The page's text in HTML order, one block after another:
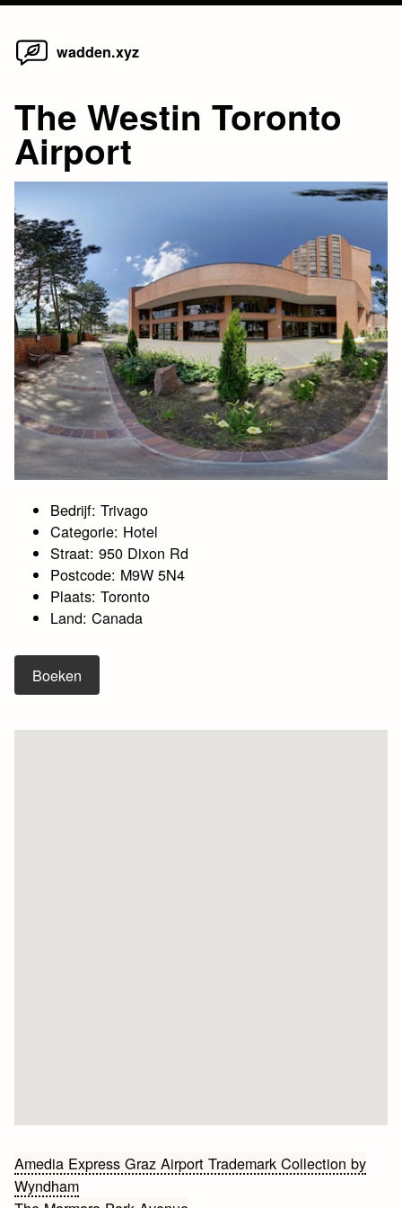
Skip
wadden.xyz
The Westin Toronto
Airport
Bedrijf: Trivago
Categorie: Hotel
Straat: 950 Dixon Rd
Postcode: M9W 5N4
Plaats: Toronto
Land: Canada
Boeken
Bericht
navigatie
Amedia Express Graz Airport Trademark Collection by
Wyndham